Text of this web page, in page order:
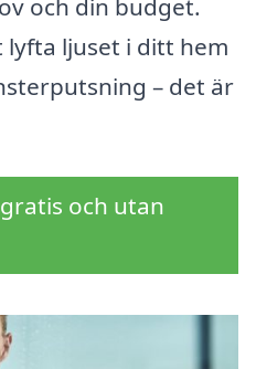
och din budget.
lyfta ljuset i ditt hem
– det är
och utan